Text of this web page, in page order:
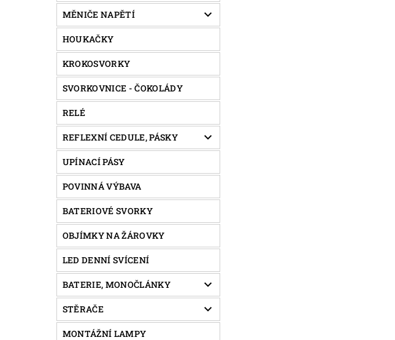
MĚNIČE NAPĚTÍ
HOUKAČKY
KROKOSVORKY
SVORKOVNICE - ČOKOLÁDY
RELÉ
REFLEXNÍ CEDULE, PÁSKY
UPÍNACÍ PÁSY
POVINNÁ VÝBAVA
BATERIOVÉ SVORKY
OBJÍMKY NA ŽÁROVKY
LED DENNÍ SVÍCENÍ
BATERIE, MONOČLÁNKY
STĚRAČE
MONTÁŽNÍ LAMPY